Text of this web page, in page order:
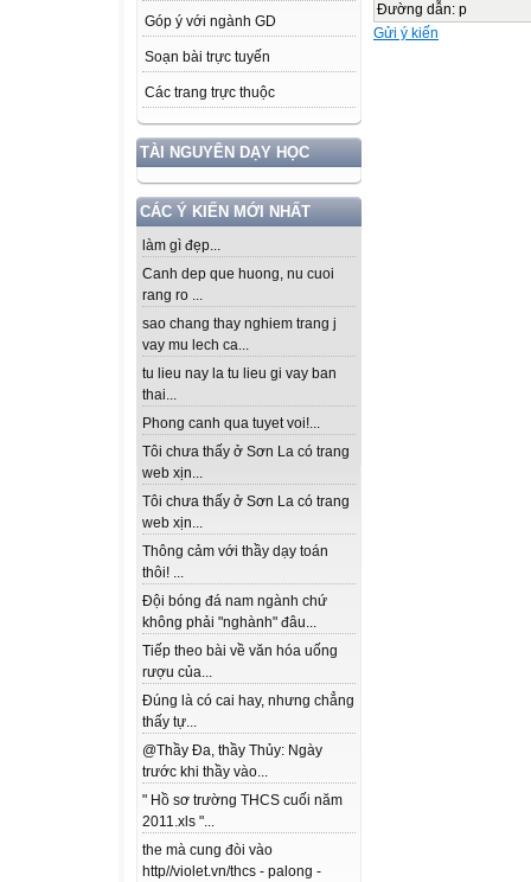
Góp ý với ngành GD
Soạn bài trực tuyến
Các trang trực thuộc
TÀI NGUYÊN DẠY HỌC
CÁC Ý KIẾN MỚI NHẤT
làm gì đẹp...
Canh dep que huong, nu cuoi
rang ro ...
sao chang thay nghiem trang j
vay mu lech ca...
tu lieu nay la tu lieu gi vay ban
thai...
Phong canh qua tuyet voi!...
Tôi chưa thấy ở Sơn La có trang
web xịn...
Tôi chưa thấy ở Sơn La có trang
web xịn...
Thông cảm với thầy dạy toán
thôi! ...
Đội bóng đá nam ngành chứ
không phải "nghành" đâu...
Tiếp theo bài về văn hóa uống
rượu của...
Đúng là có cai hay, nhưng chẳng
thấy tự...
@Thầy Đa, thầy Thủy: Ngày
trước khi thầy vào...
" Hồ sơ trường THCS cuối năm
2011.xls "...
the mà cung đòi vào
http//violet.vn/thcs - palong -
Đường dẫn: p
Gửi ý kiến